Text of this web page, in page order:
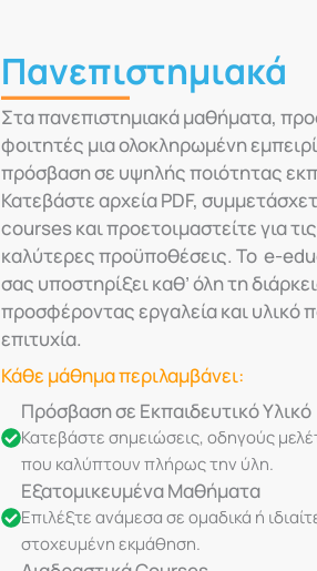
Πανεπιστημιακά
Στα πανεπιστημιακά μαθήματα,
φοιτητές μια ολοκληρωμένη
πρόσβαση σε υψηλής ποιότητας
Κατεβάστε αρχεία PDF,
courses και προετοιμαστείτε για
καλύτερες προϋποθέσεις. Το e-
σας υποστηρίξει καθ’ όλη τη
προσφέροντας εργαλεία και υλικό
επιτυχία.
Κάθε μάθημα περιλαμβάνει:
Πρόσβαση σε Εκπαιδευτικό Υλικό
Κατεβάστε σημειώσεις, οδηγούς
που καλύπτουν πλήρως την ύλη.
Εξατομικευμένα Μαθήματα
Επιλέξτε ανάμεσα σε ομαδικά ή
στοχευμένη εκμάθηση.